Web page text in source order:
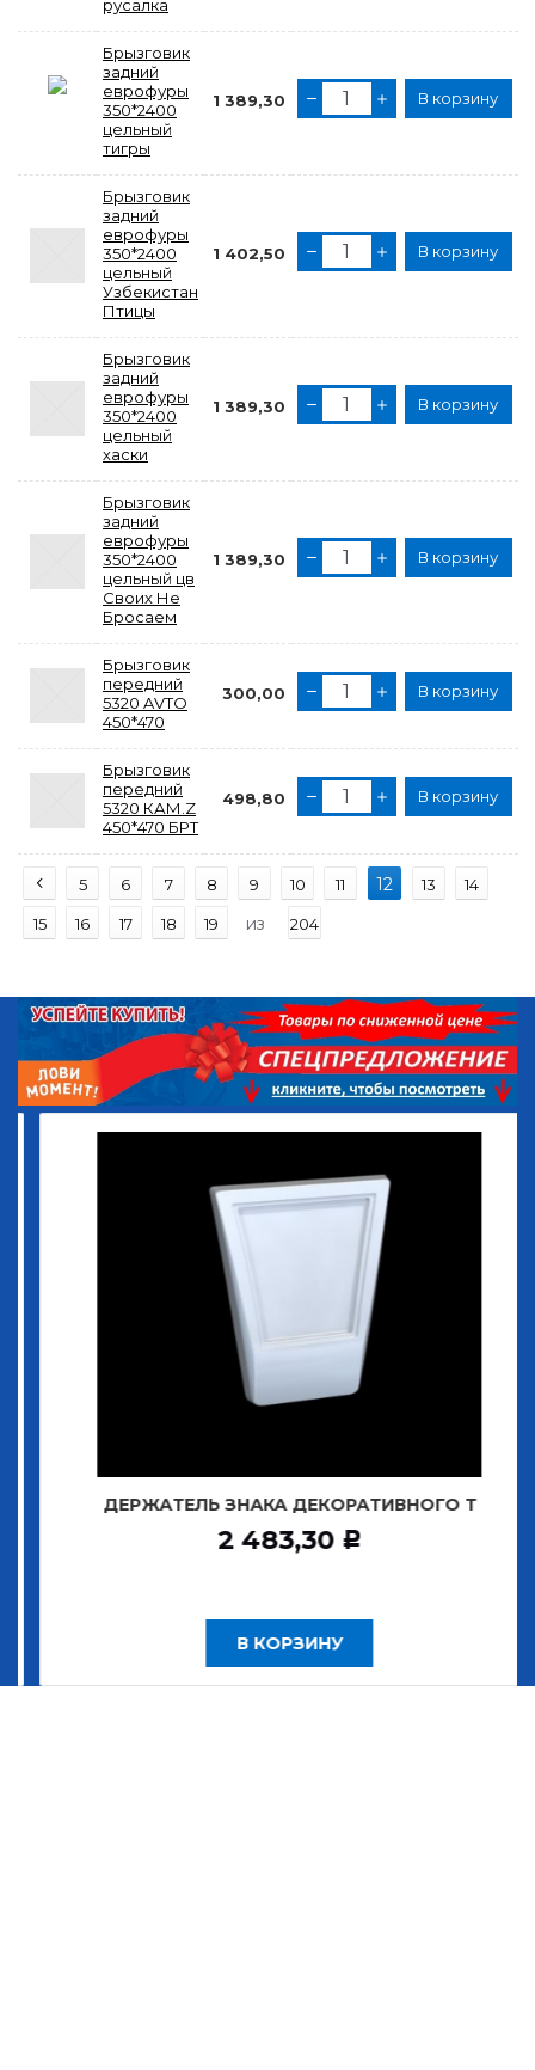
русалка
Брызговик
задний
еврофуры
350*2400
цельный
тигры
1 389,30 В корзину
Брызговик
задний
еврофуры
350*2400
цельный
Узбекистан
Птицы
1 402,50 В корзину
Брызговик
задний
еврофуры
350*2400
цельный
хаски
1 389,30 В корзину
Брызговик
задний
еврофуры
350*2400
цельный цв
Своих Не
Бросаем
1 389,30 В корзину
Брызговик
передний
5320 AVTO
450*470
300,00 В корзину
Брызговик
передний
5320 КАМ.Z
450*470 БРТ
498,80 В корзину
5 6 7 8 9 10 11 12 13 14
15 16 17 18 19 из 204
ДЕРЖАТЕЛЬ ЗНАКА ДЕКОРАТИВНОГО Т
2 483,30 Р
В КОРЗИНУ